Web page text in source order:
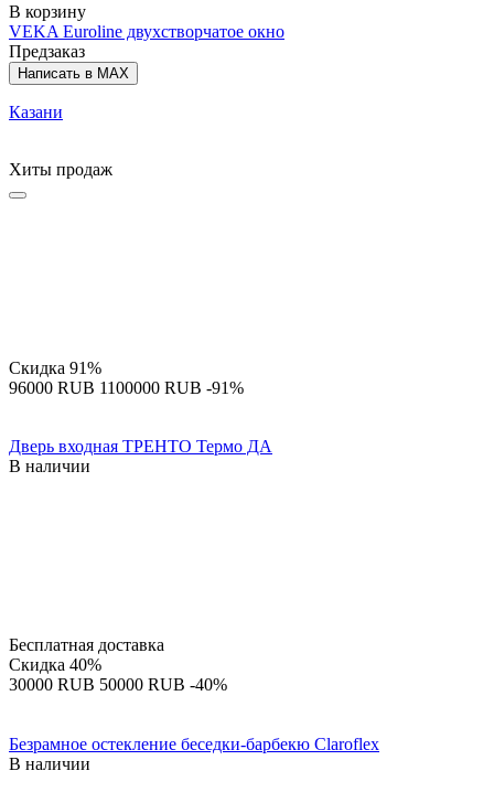
В корзину
VEKA Euroline двухстворчатое окно
Предзаказ
Написать в MAX
Казани
Хиты продаж
Скидка 91%
‍96000‍ RUB ‍1100000‍ RUB -91%
Дверь входная ТРЕНТО Термо ДА
В наличии
Бесплатная доставка
Скидка 40%
‍30000‍ RUB ‍50000‍ RUB -40%
Безрамное остекление беседки-барбекю Claroflex
В наличии